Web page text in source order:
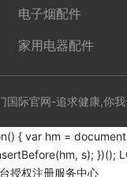
电子烟配件
家用电器配件
{ var hm =
s); })();
授权注册服务中心